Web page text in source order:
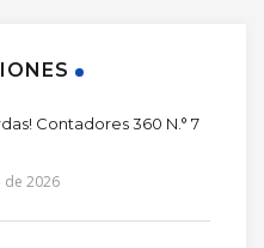
Contadores 360 N.° 7
de 2026